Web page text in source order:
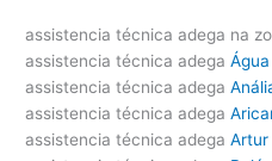
assistencia técnica adega na
assistencia técnica adega
assistencia técnica adega
assistencia técnica adega
assistencia técnica adega Artur